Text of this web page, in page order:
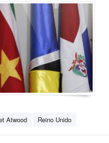
Atwood Reino Unido